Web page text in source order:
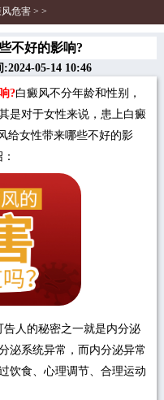
风危害> >
不好的影响?
05-14 10:46
?白癜风不分年龄和性别，
是对于女性来说，患上白癜
给女性带来哪些不好的影
人的秘密之一就是内分泌
泌系统异常，而内分泌异常
饮食、心理调节、合理运动